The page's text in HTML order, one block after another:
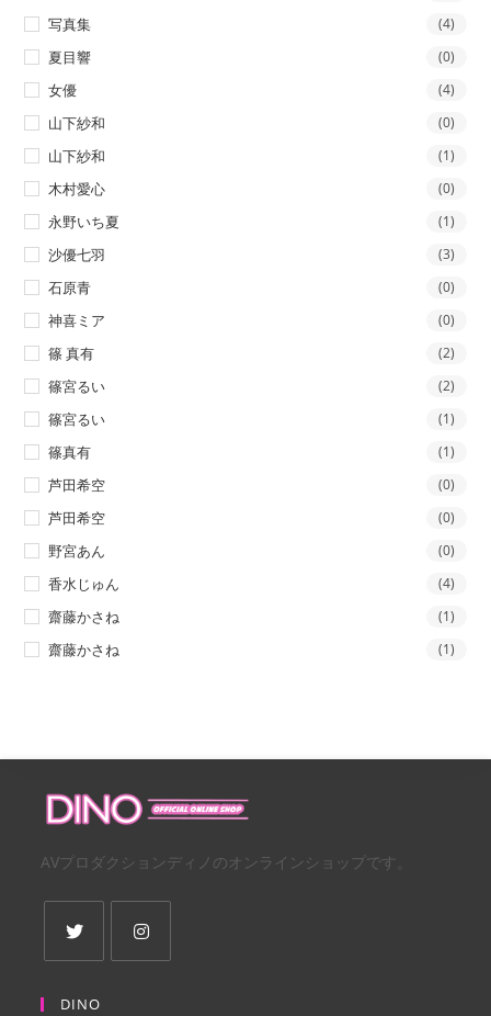
写真集
(4)
夏目響 (0)
女優 (4)
山下紗和 (0)
山下紗和 (1)
木村愛心 (0)
永野いち夏 (1)
沙優七羽 (3)
石原青 (0)
神喜ミア (0)
篠 真有 (2)
篠宮るい (2)
篠宮るい (1)
篠真有 (1)
芦田希空 (0)
芦田希空 (0)
野宮あん (0)
香水じゅん (4)
齋藤かさね (1)
齋藤かさね (1)
AVプロダクションディノのオンラインショップです。
し
DINO